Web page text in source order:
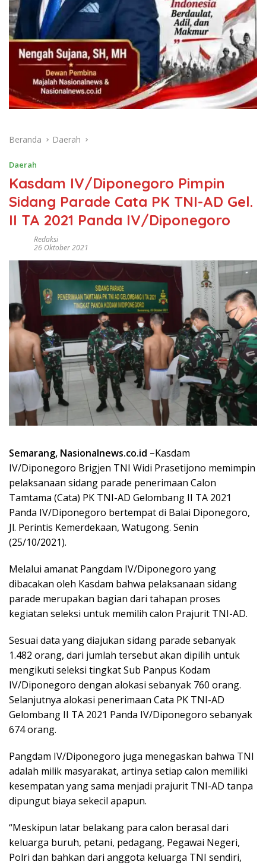
Beranda Daerah
Daerah
Kasdam IV/Diponegoro Pimpin
Sidang Parade Cata PK TNI-AD Gel.
II TA 2021 Panda IV/Diponegoro
Redaksi
26 Oktober 2021
Semarang, Nasionalnews.co.id –Kasdam
IV/Diponegoro Brigjen TNI Widi Prasetijono memimpin
pelaksanaan sidang parade penerimaan Calon
Tamtama (Cata) PK TNI-AD Gelombang II TA 2021
Panda IV/Diponegoro bertempat di Balai Diponegoro,
Jl. Perintis Kemerdekaan, Watugong. Senin
(25/10/2021).
Melalui amanat Pangdam IV/Diponegoro yang
dibacakan oleh Kasdam bahwa pelaksanaan sidang
parade merupakan bagian dari tahapan proses
kegiatan seleksi untuk memilih calon Prajurit TNI-AD.
Sesuai data yang diajukan sidang parade sebanyak
1.482 orang, dari jumlah tersebut akan dipilih untuk
mengikuti seleksi tingkat Sub Panpus Kodam
IV/Diponegoro dengan alokasi sebanyak 760 orang.
Selanjutnya alokasi penerimaan Cata PK TNI-AD
Gelombang II TA 2021 Panda IV/Diponegoro sebanyak
674 orang.
Pangdam IV/Diponegoro juga menegaskan bahwa TNI
adalah milik masyarakat, artinya setiap calon memiliki
kesempatan yang sama menjadi prajurit TNI-AD tanpa
dipungut biaya sekecil apapun.
“Meskipun latar belakang para calon berasal dari
keluarga buruh, petani, pedagang, Pegawai Negeri,
Polri dan bahkan dari anggota keluarga TNI sendiri,